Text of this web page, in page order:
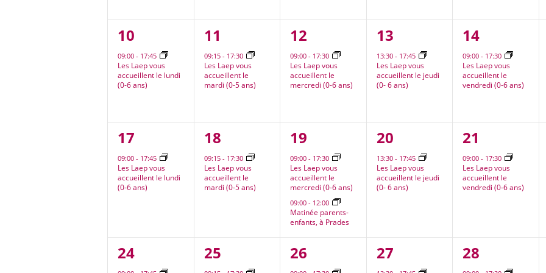
1
évènement,
10
09:00- 17:45
Les Laep vous
accueillent le lundi
(0-6 ans)
1
évènement,
11
09:15 - 17:30
Les Laep vous
accueillent le
mardi (0-5 ans)
1
évènement,
12
09:00- 17:30
Les Laep vous
accueillent le
mercredi (0-6 ans)
1
évènement,
13
13:30 - 17:45
Les Laep vous
accueillent le jeudi
(0- 6 ans)
1
évènement,
14
09:00- 17:30
Les Laep vous
accueillent le
vendredi (0-6 ans)
1
évènement,
17
09:00- 17:45
Les Laep vous
accueillent le lundi
(0-6 ans)
1
évènement,
18
09:15 - 17:30
Les Laep vous
accueillent le
mardi (0-5 ans)
2
évènements,
19
09:00- 17:30
Les Laep vous
accueillent le
mercredi (0-6 ans)
09:00- 12:00
Matinée parents-
enfants, à Prades
1
évènement,
20
13:30 - 17:45
Les Laep vous
accueillent le jeudi
(0- 6 ans)
1
évènement,
21
09:00- 17:30
Les Laep vous
accueillent le
vendredi (0-6 ans)
1
24
1
25
2
26
1
27
1
28